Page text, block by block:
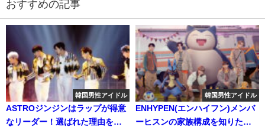
おすすめの記事
韓国男性アイドル
ASTROジンジンはラップが得意
なリーダー！選ばれた理由を聞
韓国男性アイドル
ENHYPEN(エンハイフン)メンバ
ーヒスンの家族構成を知りた